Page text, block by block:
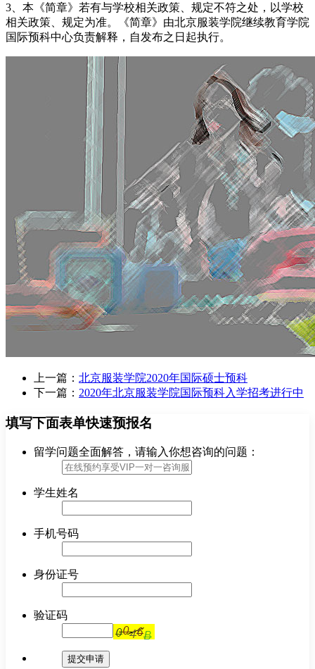
3、本《简章》若有与学校相关政策、规定不符之处，以学校
相关政策、规定为准。《简章》由北京服装学院继续教育学院
国际预科中心负责解释，自发布之日起执行。
上一篇： 北京服装学院2020年国际硕士预科
下一篇： 2020年北京服装学院国际预科入学招考进行中
填写下面表单快速预报名
留学问题全面解答，请输入你想咨询的问题：
学生姓名
手机号码
身份证号
验证码
提交申请